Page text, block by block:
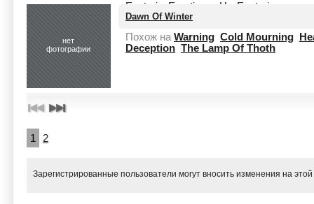
Esoteric Emotions. На Esoteric
lastfm.ru
нет
фотографии
Dawn Of Winter
Похож на Warning Cold Mourning
Deception The Lamp Of Thoth
1 2
Зарегистрированные пользователи могут вносить изменения на